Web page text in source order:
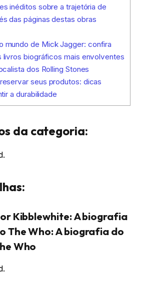
inéditos sobre a trajetória de
das páginas destas obras
mundo de Mick Jagger: confira
livros biográficos mais envolventes
dos Rolling Stones
seus produtos: dicas
a durabilidade
da categoria:
Kibblewhite: A biografia
The Who: A biografia do
Who